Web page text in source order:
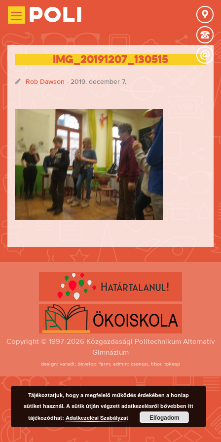
Poli
IMG_20191207_130515
Rob Dawson - 2019. december 7.
Copyright © 1997-2026 Közgazdasági Politechnikum Alternatív
Gimnázium
design: varadi; develop: farm; admin: csoncsi, tibor, tokesp
Tájékoztatjuk, hogy a megfelelő működés érdekében a honlap
sütiket használ. A sütik útján végzett adatkezelésről bővebben itt
tájékozódhat:Adatkezelési Szabályzat Elfogadom